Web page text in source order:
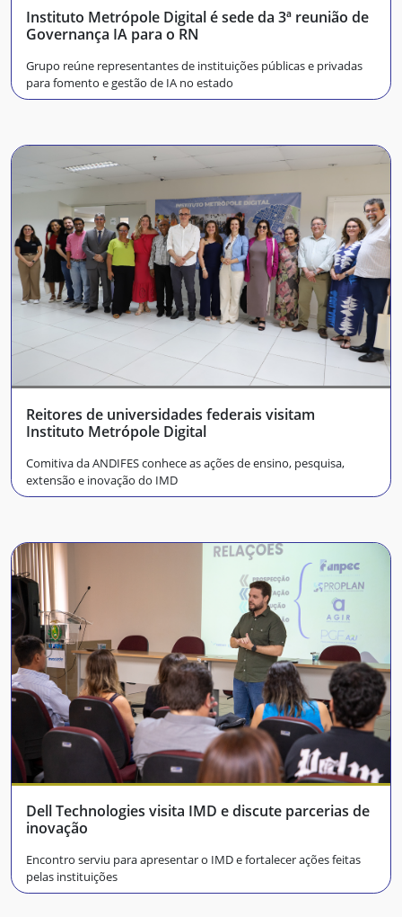
Instituto Metrópole Digital é sede da 3ª reunião de
Governança IA para o RN
Grupo reúne representantes de instituições públicas e privadas
para fomento e gestão de IA no estado
Reitores de universidades federais visitam
Instituto Metrópole Digital
Comitiva da ANDIFES conhece as ações de ensino, pesquisa,
extensão e inovação do IMD
Dell Technologies visita IMD e discute parcerias de
inovação
Encontro serviu para apresentar o IMD e fortalecer ações feitas
pelas instituições